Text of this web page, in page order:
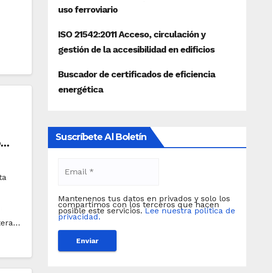
Suscríbete Al Boletín
Mantenenos tus datos en privados y solo los
compartimos con los terceros que hacen
posible este servicios. Lee nuestra política de
privacidad.